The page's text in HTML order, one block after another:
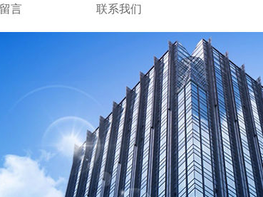
言 联系我们